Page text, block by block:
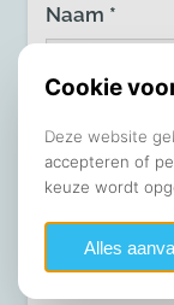
Naam *
E-mail *